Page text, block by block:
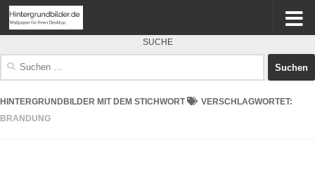
SUCHE
HINTERGRUNDBILDER MIT DEM STICHWORT
VERSCHLAGWORTET:
BRANDUNG